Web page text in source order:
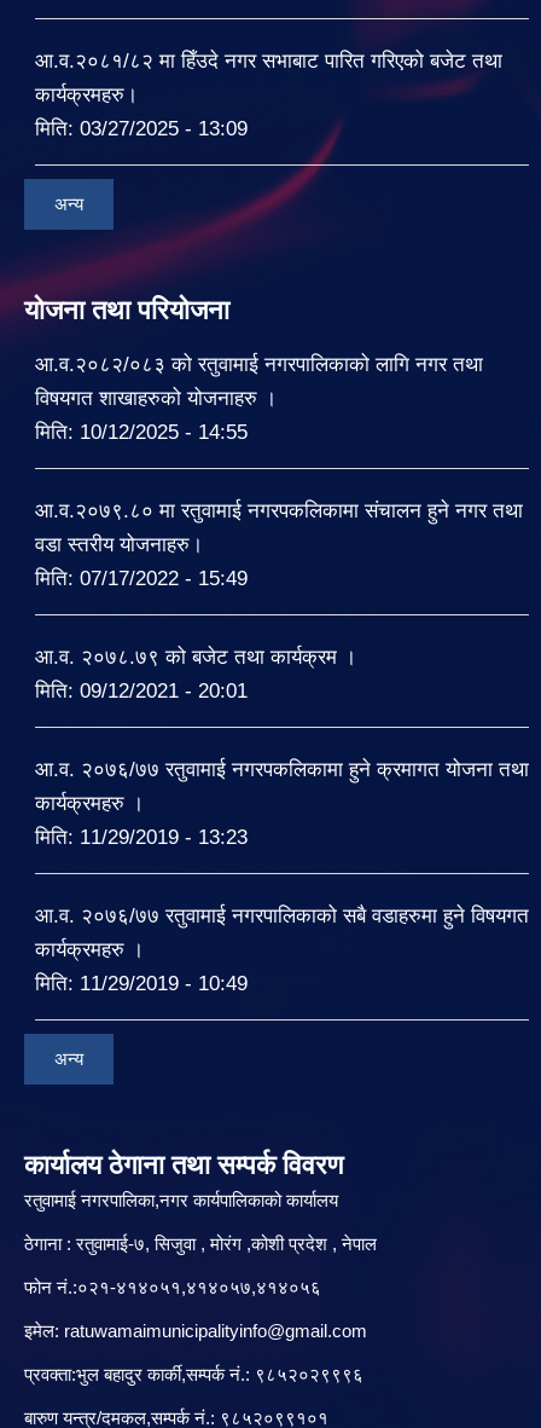
आ.व.२०८१/८२ मा हिँउदे नगर सभाबाट पारित गरिएको बजेट तथा
कार्यक्रमहरु।
मिति: 03/27/2025 - 13:09
अन्य
योजना तथा परियोजना
आ.व.२०८२/०८३ को रतुवामाई नगरपालिकाको लागि नगर तथा
विषयगत शाखाहरुको योजनाहरु ।
मिति: 10/12/2025 - 14:55
आ.व.२०७९.८० मा रतुवामाई नगरपकलिकामा संचालन हुने नगर तथा
वडा स्तरीय योजनाहरु।
मिति: 07/17/2022 - 15:49
आ.व. २०७८.७९ को बजेट तथा कार्यक्रम ।
मिति: 09/12/2021 - 20:01
आ.व. २०७६/७७ रतुवामाई नगरपकलिकामा हुने क्रमागत योजना तथा
कार्यक्रमहरु ।
मिति: 11/29/2019 - 13:23
आ.व. २०७६/७७ रतुवामाई नगरपालिकाको सबै वडाहरुमा हुने विषयगत
कार्यक्रमहरु ।
मिति: 11/29/2019 - 10:49
अन्य
कार्यालय ठेगाना तथा सम्पर्क विवरण
रतुवामाई नगरपालिका,नगर कार्यपालिकाको कार्यालय
ठेगाना : रतुवामाई-७, सिजुवा , मोरंग ,कोशी प्रदेश , नेपाल
फोन नं.:०२१-४१४०५१,४१४०५७,४१४०५६
इमेल: ratuwamaimunicipalityinfo@gmail.com
प्रवक्ता:भुल बहादुर कार्की,सम्पर्क नं.: ९८५२०२९९९६
बारु‌ण यन्त्र/दमकल,सम्पर्क नं.: ९८५२०९९१०१